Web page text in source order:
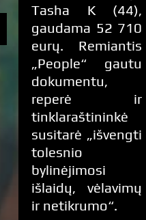
Tasha K (44),
gaudama 52 710
eurų. Remiantis
„People“ gautu
dokumentu,
reperė ir
tinklaraštininkė
susitarė „išvengti
tolesnio
bylinėjimosi
išlaidų, vėlavimų
ir netikrumo“.